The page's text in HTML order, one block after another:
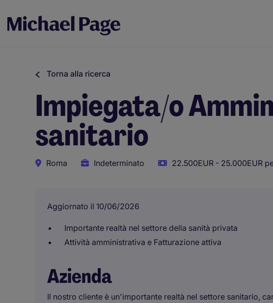
Torna alla ricerca
Impiegata/o
sanitario
Roma Indeterminato 22.500EUR - 25.000EUR
Aggiornato il 10/06/2026
Importante realtà nel settore della sanità privata
Attività amministrativa e Fatturazione attiva
Azienda
Il nostro cliente è un'importante realtà nel settore sanitario,